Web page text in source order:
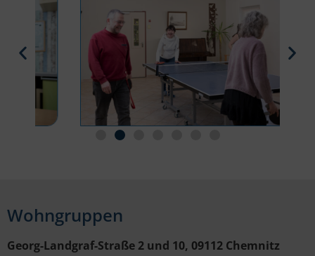
Wohngruppen
Georg-Landgraf-Straße 2 und 10, 09112 Chemnitz